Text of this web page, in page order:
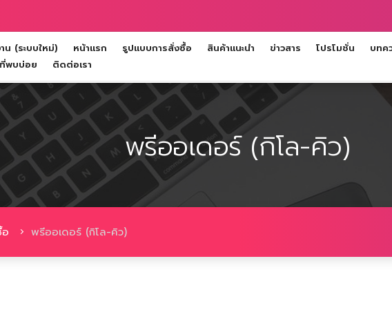
navigation
าน (ระบบใหม่) หน้าแรก รูปแบบการสั่งซื้อ สินค้าแนะนำ ข่าวสาร โปรโมชั่น
บทค
พบบ่อย
ติดต่อเรา
พรีออเดอร์ (กิโล-คิว)
พรีออเดอร์ (กิโล-คิว)